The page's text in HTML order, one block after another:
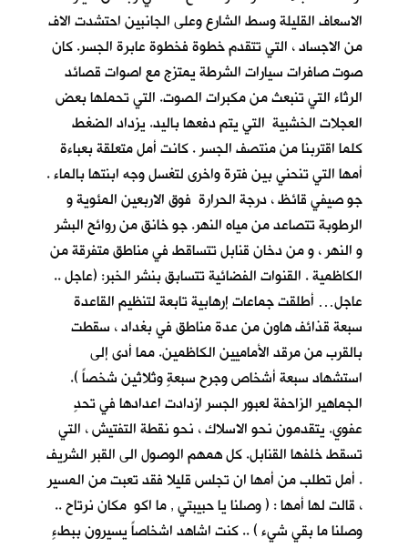
الاسعاف القليلة وسط الشارع وعلى الجانبين احتشدت الاف
من الاجساد ، التي تتقدم خطوة فخطوة عابرة الجسر. كان
صوت صافرات سيارات الشرطة يمتزج مع اصوات قصائد
الرثاء التي تنبعث من مكبرات الصوت. التي تحملها بعض
العجلات الخشبية التي يتم دفعها باليد. يزداد الضغط
كلما اقتربنا من منتصف الجسر . كانت أمل متعلقة بعباءة
أمها التي تنحني بين فترة واخرى لتغسل وجه ابنتها بالماء .
جو صيفي قائظ ، درجة الحرارة فوق الاربعين المئوية و
الرطوبة تتصاعد من مياه النهر. جو خانق من روائح البشر
و النهر ، و من دخان قنابل تتساقط في مناطق متفرقة من
الكاظمية . القنوات الفضائية تتسابق بنشر الخبر: (عاجل ..
عاجل… أطلقت جماعات إرهابية تابعة لتنظيم القاعدة
سبعة قذائف هاون من عدة مناطق في بغداد ، سقطت
بالقرب من مرقد الأماميين الكاظمين. مما أدى إلى
استشهاد سبعة أشخاص وجرح سبعةٍ وثلاثين شخصاً ).
الجماهير الزاحفة لعبور الجسر ازدادت اعدادها في تحدٍ
عفوي. يتقدمون نحو الاسلاك ، نحو نقطة التفتيش ، التي
تسقط خلفها القنابل. كل همهم الوصول الى القبر الشريف
. أمل تطلب من أمها ان تجلس قليلا فقد تعبت من المسير
، قالت لها أمها : ( وصلنا يا حبيبتي , ما اكو مكان نرتاح ..
وصلنا ما بقي شيء ) .. كنت اشاهد اشخاصاً يسيرون ببطءٍ